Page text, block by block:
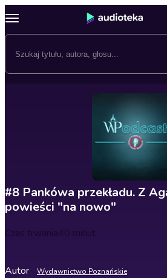
#8 Pankówa przekładu. Z
powieści "na nowo"
Czas trwania40 minut
Autor Wydawnictwo Poznańskie